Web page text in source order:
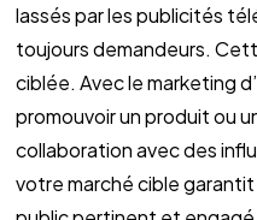
lassés par les publicités
toujours demandeurs.
ciblée. Avec le marketing
promouvoir un produit ou
collaboration avec des
votre marché cible